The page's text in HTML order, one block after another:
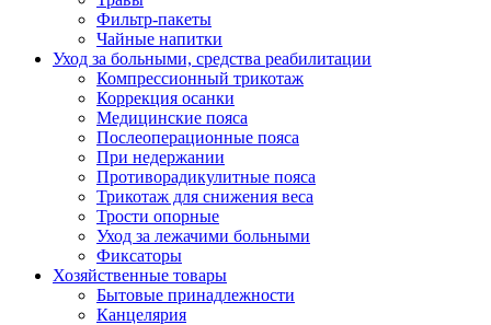
Фильтр-пакеты
Чайные напитки
Уход за больными, средства реабилитации
Компрессионный трикотаж
Коррекция осанки
Медицинские пояса
Послеоперационные пояса
При недержании
Противорадикулитные пояса
Трикотаж для снижения веса
Трости опорные
Уход за лежачими больными
Фиксаторы
Хозяйственные товары
Бытовые принадлежности
Канцелярия